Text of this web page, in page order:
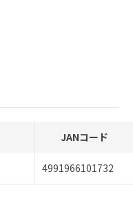
JANコード
4991966101732